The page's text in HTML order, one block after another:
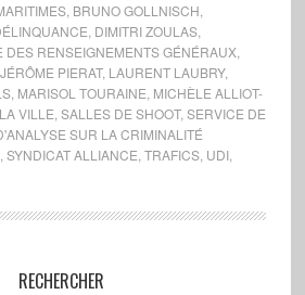
, BRUNO GOLLNISCH
DIMITRI ZOULAS,
DES RENSEIGNEMENTS GÉNÉRAUX,
JÉRÔME PIERAT, LAURENT LAUBRY,
, MARISOL TOURAINE MICHÈLE ALLIOT-
VILLE SALLES DE SHOOT, SERVICE DE
SUR LA CRIMINALITÉ
SYNDICAT ALLIANCE TRAFICS, UDI,
RECHERCHER